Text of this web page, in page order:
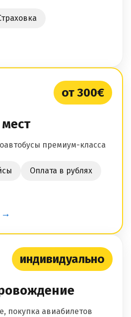
от 300€
премиум-класса
Оплата в рублях
→
индивидуально
покупка авиабилетов